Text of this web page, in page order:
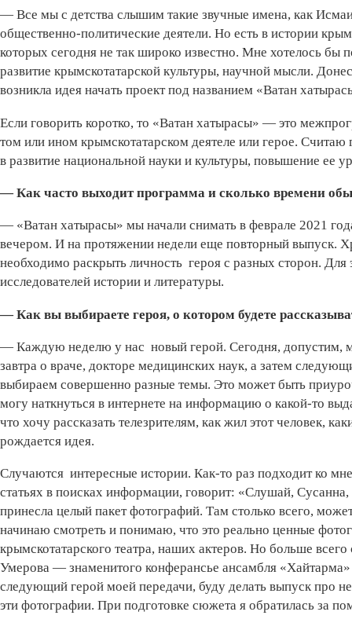
— Все мы с детства слышим такие звучные имена, как
общественно-политические деятели. Но есть в истории
которых сегодня не так широко известно. Мне хотелось бы
развитие крымскотатарской культуры, научной мысли.
возникла идея начать проект под названием «Ватан
Если говорить коротко, то «Ватан хатырасы» — это
том или ином крымскотатарском деятеле или герое.
в развитие национальной науки и культуры, повышение ее
— Как часто выходит программа и сколько времени
— «Ватан хатырасы» мы начали снимать в феврале 2021
вечером. И на протяжении недели еще повторный выпуск.
необходимо раскрыть личность героя с разных сторон.
исследователей истории и литературы.
— Как вы выбираете героя, о котором будете
— Каждую неделю у нас новый герой. Сегодня, допустим,
завтра о враче, докторе медицинских наук, а затем
выбираем совершенно разные темы. Это может быть
могу наткнуться в интернете на информацию о какой-то
что хочу рассказать телезрителям, как жил этот человек,
рождается идея.
Случаются интересные истории. Как-то раз подходит ко
статьях в поисках информации, говорит: «Слушай,
принесла целый пакет фотографий. Там столько всего,
начинаю смотреть и понимаю, что это реально ценные
крымскотатарского театра, наших актеров. Но больше
Умерова — знаменитого конферансье ансамбля
следующий герой моей передачи, буду делать выпуск про
эти фотографии. При подготовке сюжета я обратилась за